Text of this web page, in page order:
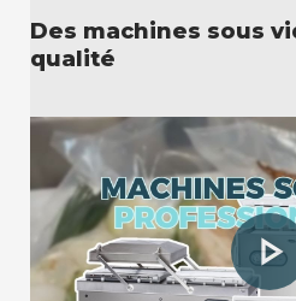
Des machines sous
qualité